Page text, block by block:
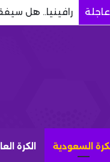
عاجلة رافينيا.. هل
الكرة السعودية الكرة